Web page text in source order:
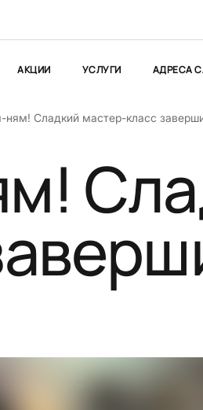
АКЦИИ УСЛУГИ АДРЕСА
ням! Сладкий мастер-класс